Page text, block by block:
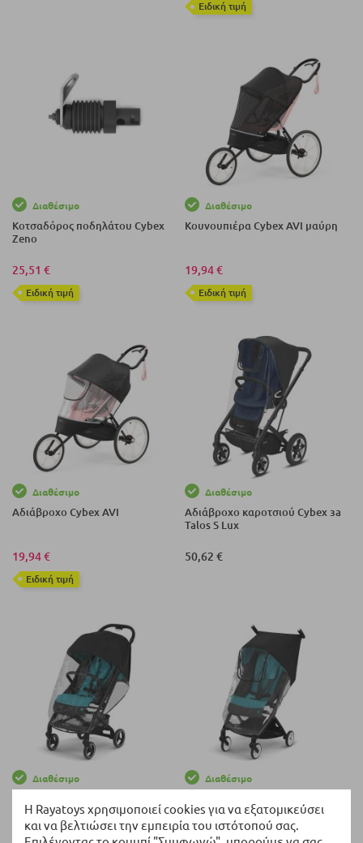
Η Rayatoys χρησιμοποιεί cookies για να εξατομικεύσει
και να βελτιώσει την εμπειρία του ιστότοπού σας.
Eιδική τιμή
Διαθέσιμο
Κοτσαδόρος ποδηλάτου Cybex
Zeno
25,51 €
Eιδική τιμή
Διαθέσιμο
Κουνουπιέρα Cybex AVI μαύρη
19,94 €
Eιδική τιμή
Διαθέσιμο
Αδιάβροχο Cybex AVI
19,94 €
Eιδική τιμή
Διαθέσιμο
Αδιάβροχο καροτσιού Cybex за
Talos S Lux
50,62 €
Διαθέσιμο
Beezy
Διαθέσιμο
Libelle